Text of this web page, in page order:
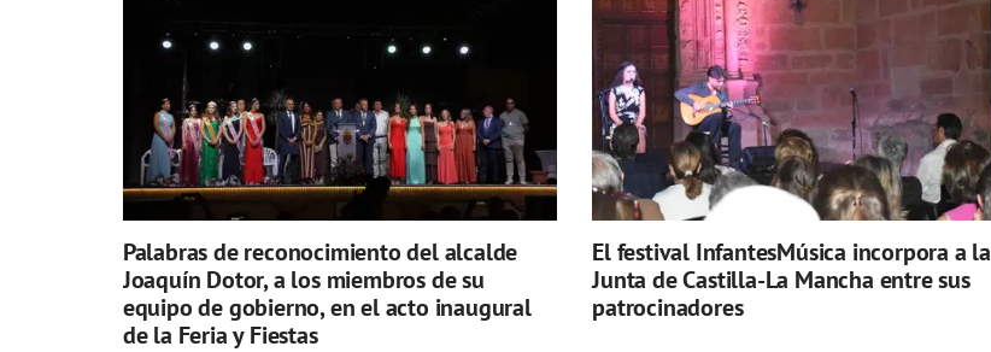
Palabras de reconocimiento del alcalde
Joaquín Dotor, a los miembros de su
equipo de gobierno, en el acto inaugural
de la Feria y Fiestas
El festival InfantesMúsica incorpora a la
Junta de Castilla-La Mancha entre sus
patrocinadores